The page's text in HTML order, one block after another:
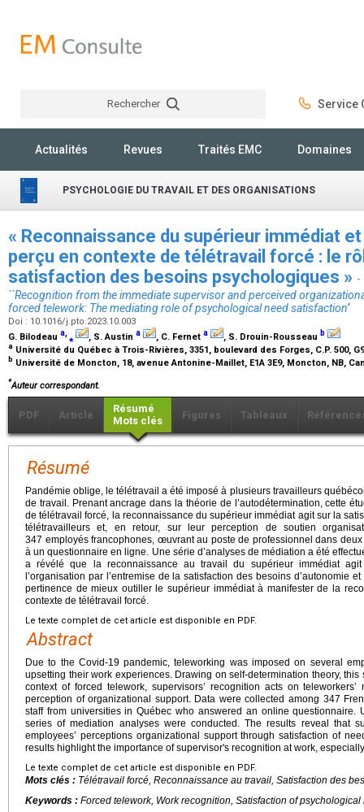
Rechercher Service
Actualités Revues Traités EMC Domaines
PSYCHOLOGIE DU TRAVAIL ET DES ORGANISATIONS
« Reconnaissance du supérieur immédiat
perçu en contexte de télétravail forcé : le
satisfaction des besoins psychologiques » -
``Recognition from the immediate supervisor and perceived
forced telework: The mediating role of psychological need satisfaction''
Doi : 10.1016/j.pto.2023.10.003
G. Bilodeau a,⁎ , S. Austin a , C. Fernet a , S. Drouin-Rousseau b
a Université du Québec à Trois-Rivières, 3351, boulevard des Forges, C.P. 500,
b Université de Moncton, 18, avenue Antonine-Maillet, E1A 3E9, Moncton, NB,
*Auteur correspondant.
PDF Article
Résumé
Mots clés
Figures Tableaux
Résumé
Pandémie oblige, le télétravail a été imposé à plusieurs travailleurs
de travail. Prenant ancrage dans la théorie de l’autodétermination, cette
de télétravail forcé, la reconnaissance du supérieur immédiat agit sur la
télétravailleurs et, en retour, sur leur perception de soutien
347 employés francophones, œuvrant au poste de professionnel dans
à un questionnaire en ligne. Une série d’analyses de médiation a été
a révélé que la reconnaissance au travail du supérieur immédiat
l’organisation par l’entremise de la satisfaction des besoins d’autonomie
pertinence de mieux outiller le supérieur immédiat à manifester de la
contexte de télétravail forcé.
Le texte complet de cet article est disponible en PDF.
Abstract
Due to the Covid-19 pandemic, teleworking was imposed on several
upsetting their work experiences. Drawing on self-determination theory,
context of forced telework, supervisors’ recognition acts on
perception of organizational support. Data were collected among 347
staff from universities in Québec who answered an online questionnaire.
series of mediation analyses were conducted. The results reveal that
employees’ perceptions organizational support through satisfaction of
results highlight the importance of supervisor's recognition at work,
Le texte complet de cet article est disponible en PDF.
Mots clés : Télétravail forcé, Reconnaissance au travail, Satisfaction des
Keywords : Forced telework, Work recognition, Satisfaction of psychological